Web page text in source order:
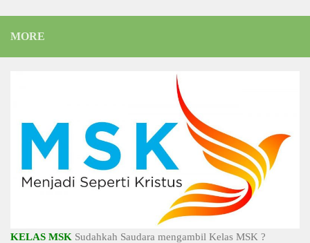
MORE
KELAS MSK Sudahkah Saudara mengambil Kelas MSK ?